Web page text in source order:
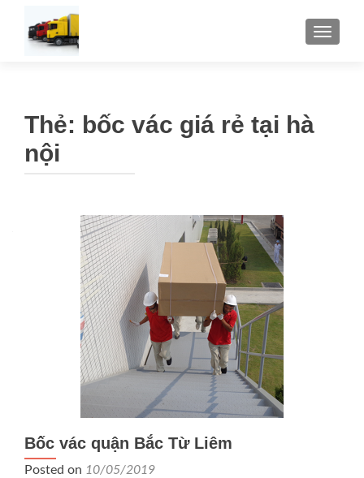
Thẻ: bốc vác giá rẻ tại hà
nội
Bốc vác quận Bắc Từ Liêm
Posted on 10/05/2019